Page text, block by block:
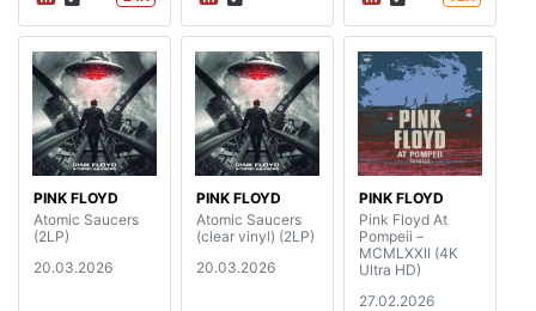
PINK FLOYD
Atomic Saucers
(2LP)
20.03.2026
PINK FLOYD
Atomic Saucers
(clear vinyl) (2LP)
20.03.2026
PINK FLOYD
Pink Floyd At
Pompeii –
MCMLXXII (4K
Ultra HD)
27.02.2026